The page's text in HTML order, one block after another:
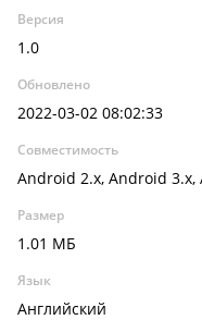
Версия
1.0
Обновлено
2022-03-02 08:02:33
Совместимость
Android 2.x, Android
Размер
1.01 МБ
Язык
Английский